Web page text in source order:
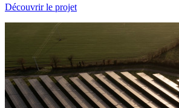
Découvrir le projet